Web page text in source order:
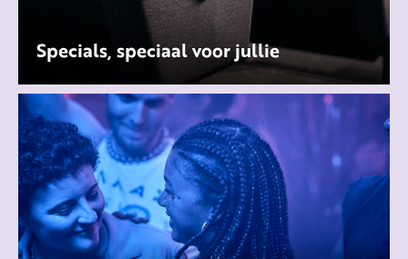
Specials, speciaal voor jullie